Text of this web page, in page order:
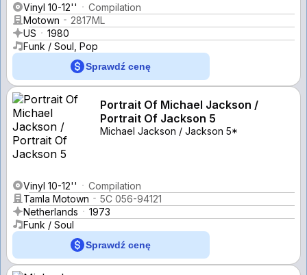
Vinyl 10-12''
Compilation
Motown
2817ML
US
1980
Funk / Soul, Pop
Sprawdź cenę
Portrait Of Michael Jackson /
Portrait Of Jackson 5
Michael Jackson / Jackson 5*
Vinyl 10-12''
Compilation
Tamla Motown
5C 056-94121
Netherlands
1973
Funk / Soul
Sprawdź cenę